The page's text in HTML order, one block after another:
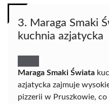
3. Maraga Smaki
kuchnia azjatycka
Maraga Smaki Świata
azjatycka zajmuje
pizzerii w Pruszkowie, co